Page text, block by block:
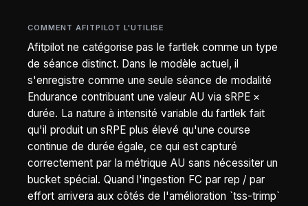
COMMENT AFITPILOT L'UTILISE
Afitpilot ne catégorise pas le fartlek comme un type
de séance distinct. Dans le modèle actuel, il
s'enregistre comme une seule séance de modalité
Endurance contribuant une valeur AU via sRPE ×
durée. La nature à intensité variable du fartlek fait
qu'il produit un sRPE plus élevé qu'une course
continue de durée égale, ce qui est capturé
correctement par la métrique AU sans nécessiter un
bucket spécial. Quand l'ingestion FC par rep / par
effort arrivera aux côtés de l'amélioration `tss-trimp`